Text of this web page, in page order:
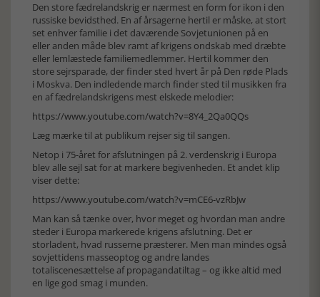
Den store fædrelandskrig er nærmest en form for ikon i den
russiske bevidsthed. En af årsagerne hertil er måske, at stort
set enhver familie i det daværende Sovjetunionen på en
eller anden måde blev ramt af krigens ondskab med dræbte
eller lemlæstede familiemedlemmer. Hertil kommer den
store sejrsparade, der finder sted hvert år på Den røde Plads
i Moskva. Den indledende march finder sted til musikken fra
en af fædrelandskrigens mest elskede melodier:
https://www.youtube.com/watch?v=8Y4_2Qa0QQs
Læg mærke til at publikum rejser sig til sangen.
Netop i 75-året for afslutningen på 2. verdenskrig i Europa
blev alle sejl sat for at markere begivenheden. Et andet klip
viser dette:
https://www.youtube.com/watch?v=mCE6-vzRbJw
Man kan så tænke over, hvor meget og hvordan man andre
steder i Europa markerede krigens afslutning. Det er
storladent, hvad russerne præsterer. Men man mindes også
sovjettidens masseoptog og andre landes
totaliscenesættelse af propagandatiltag – og ikke altid med
en lige god smag i munden.